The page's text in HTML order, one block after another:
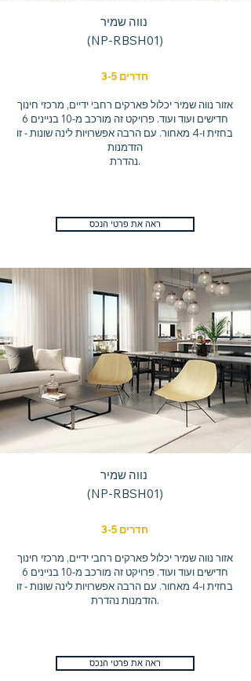
(NP-RBSH01)
3-5 חדרים
אזור נווה שמיר יכלול פארקים רחבי ידיים, מרכזי חינוך
חדישים ועוד ועוד. פרויקט זה מורכב מ-10 בניינים 6
בחזית ו-4 מאחור. עם הרבה אפשרויות לינה שונות - זו
הזדמנות
נהדרת.
ראה את פרטי הנכס
(NP-RBSH01)
3-5 חדרים
אזור נווה שמיר יכלול פארקים רחבי ידיים, מרכזי חינוך
חדישים ועוד ועוד. פרויקט זה מורכב מ-10 בניינים 6
בחזית ו-4 מאחור. עם הרבה אפשרויות לינה שונות - זו
הזדמנות נהדרת.
ראה את פרטי הנכס